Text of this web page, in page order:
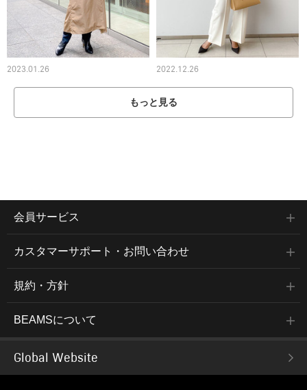
2023.01.26 2022.12.26
もっと見る
会員サービス
カスタマーサポート・お問い合わせ
規約・方針
BEAMSについて
Global Website